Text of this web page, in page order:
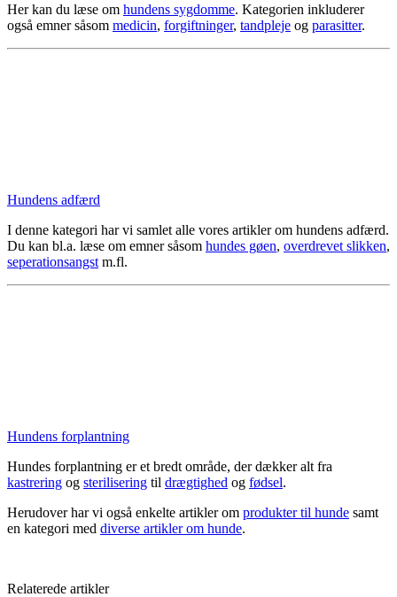
Her kan du læse om hundens sygdomme. Kategorien inkluderer
også emner såsom medicin, forgiftninger, tandpleje og parasitter.
Hundens adfærd
I denne kategori har vi samlet alle vores artikler om hundens adfærd.
Du kan bl.a. læse om emner såsom hundes gøen, overdrevet slikken,
seperationsangst m.fl.
Hundens forplantning
Hundes forplantning er et bredt område, der dækker alt fra
kastrering og sterilisering til drægtighed og fødsel.
Herudover har vi også enkelte artikler om produkter til hunde samt
en kategori med diverse artikler om hunde.
Relaterede artikler